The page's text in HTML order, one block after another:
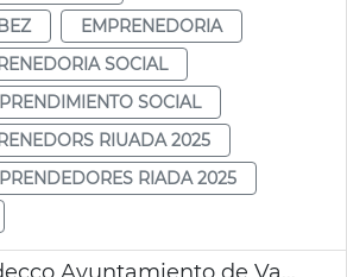
EMPRENEDORIA
SOCIAL
SOCIAL
RIUADA 2025
RIADA 2025
Convenio Adecco Ayuntamiento de València